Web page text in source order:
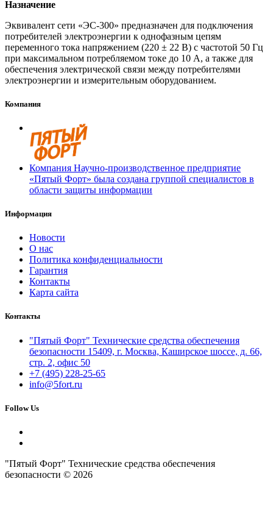
Назначение
Эквивалент сети «ЭС-300» предназначен для подключения
потребителей электроэнергии к однофазным цепям
переменного тока напряжением (220 ± 22 В) с частотой 50 Гц
при максимальном потребляемом токе до 10 А, а также для
обеспечения электрической связи между потребителями
электроэнергии и измерительным оборудованием.
Компания
Компания Научно-производственное предприятие
«Пятый Форт» была создана группой специалистов в
области защиты информации
Информация
Новости
О нас
Политика конфиденциальности
Гарантия
Контакты
Карта сайта
Контакты
"Пятый Форт" Технические средства обеспечения
безопасности 15409, г. Москва, Каширское шоссе, д. 66,
стр. 2, офис 50
+7 (495) 228-25-65
info@5fort.ru
Follow Us
"Пятый Форт" Технические средства обеспечения
безопасности © 2026